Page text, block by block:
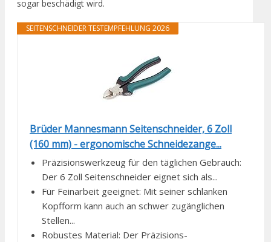
sogar beschädigt wird.
SEITENSCHNEIDER TESTEMPFEHLUNG 2026
Brüder Mannesmann Seitenschneider, 6 Zoll
(160 mm) - ergonomische Schneidezange...
Präzisionswerkzeug für den täglichen Gebrauch:
Der 6 Zoll Seitenschneider eignet sich als...
Für Feinarbeit geeignet: Mit seiner schlanken
Kopfform kann auch an schwer zugänglichen
Stellen...
Robustes Material: Der Präzisions-